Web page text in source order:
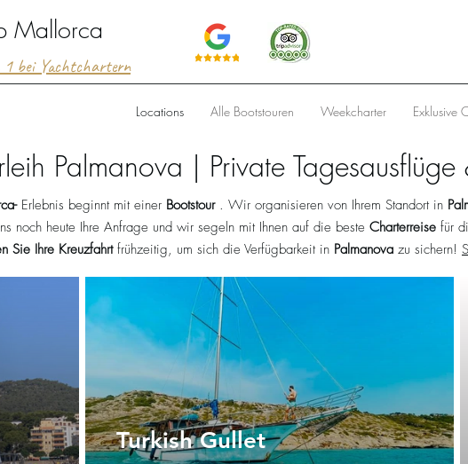
Mallorca
bei Yachtchartern
Locations Alle Bootstouren Weekcharter Exklusive
Palmanova | Private
Erlebnis beginnt mit einer Bootstour. Wir organisieren von Ihrem Standort in
noch heute Ihre Anfrage und wir segeln mit Ihnen auf die beste Charterreisefür
Sie Ihre Kreuzfahrtfrühzeitig, um sich die Verfügbarkeit in Palmanova zu sichern!
Turkish Gullet